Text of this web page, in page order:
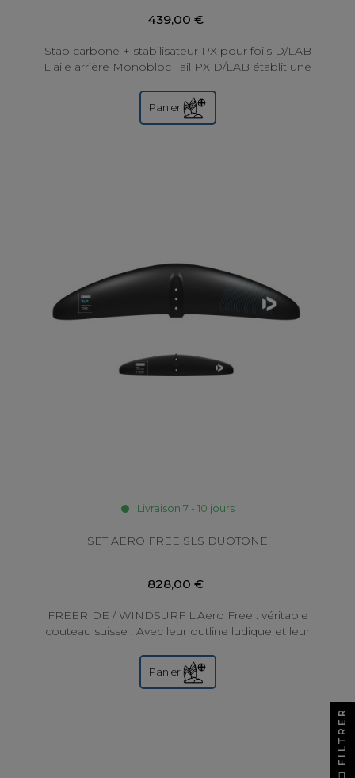
439,00 €
Stab carbone + stabilisateur PX pour foils D/LAB
L'aile arrière Monobloc Tail PX D/LAB établit une
Panier
Livraison 7 - 10 jours
SET AERO FREE SLS DUOTONE
828,00 €
FREERIDE / WINDSURF L'Aero Free : véritable
couteau suisse ! Avec leur outline ludique et leur
Panier
FILTRER